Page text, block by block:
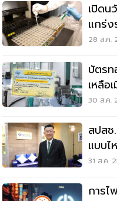
เปิดน
แกร่
ไทย
28 ส.ค.
บัตร
เหลือ
รักษา
30 ส.ค.
สปสช
แบบไ
31 ส.ค.
การ